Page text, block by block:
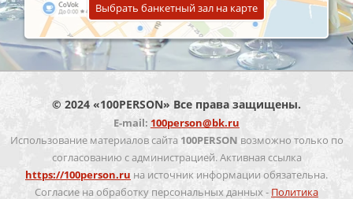
Выбрать банкетный зал на карте
© 2024 «100PERSON» Все права защищены.
E-mail: 100person@bk.ru
Использование материалов сайта 100PERSON возможно только по
согласованию с администрацией. Активная ссылка
https://100person.ru на источник информации обязательна.
Согласие на обработку персональных данных - Политика